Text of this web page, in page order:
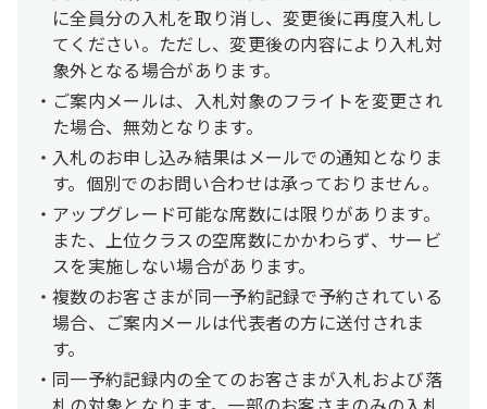
に全員分の入札を取り消し、変更後に再度入札し
てください。ただし、変更後の内容により入札対
象外となる場合があります。
ご案内メールは、入札対象のフライトを変更され
た場合、無効となります。
入札のお申し込み結果はメールでの通知となりま
す。個別でのお問い合わせは承っておりません。
アップグレード可能な席数には限りがあります。
また、上位クラスの空席数にかかわらず、サービ
スを実施しない場合があります。
複数のお客さまが同一予約記録で予約されている
場合、ご案内メールは代表者の方に送付されま
す。
同一予約記録内の全てのお客さまが入札および落